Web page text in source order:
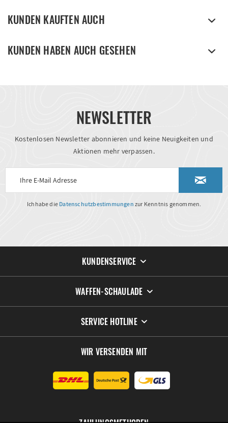
KUNDEN KAUFTEN AUCH
KUNDEN HABEN AUCH GESEHEN
NEWSLETTER
Kostenlosen Newsletter abonnieren und keine Neuigkeiten und
Aktionen mehr verpassen.
Ich habe die Datenschutzbestimmungen zur Kenntnis genommen.
KUNDENSERVICE
WAFFEN-SCHAULADE
SERVICE HOTLINE
WIR VERSENDEN MIT